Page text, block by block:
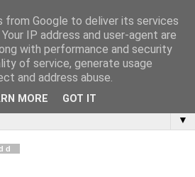
▼
from Google to deliver its services
IP address and user-agent are
with performance and security
of service, generate usage
and address abuse.
MORE GOT IT